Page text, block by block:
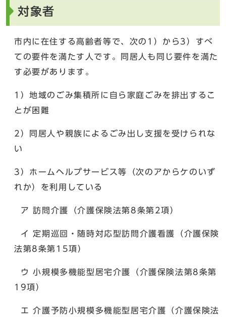
対象者
市内に在住する高齢者等で、次の1）から3）すべ
ての要件を満たす人です。同居人も同じ要件を満た
す必要があります。
1）地域のごみ集積所に自ら家庭ごみを排出するこ
とが困難
2）同居人や親族によるごみ出し支援を受けられな
い
3）ホームヘルプサービス等（次のアからケのいず
れか）を利用している
ア 訪問介護（介護保険法第8条第2項）
イ 定期巡回・随時対応型訪問介護看護（介護保険
法第8条第15項）
ウ 小規模多機能型居宅介護（介護保険法第8条第
19項）
エ 介護予防小規模多機能型居宅介護（介護保険法